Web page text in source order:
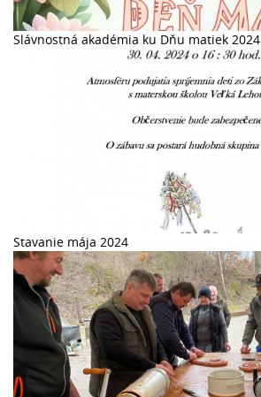
Slávnostná akadémia ku Dňu matiek 2024
Stavanie mája 2024